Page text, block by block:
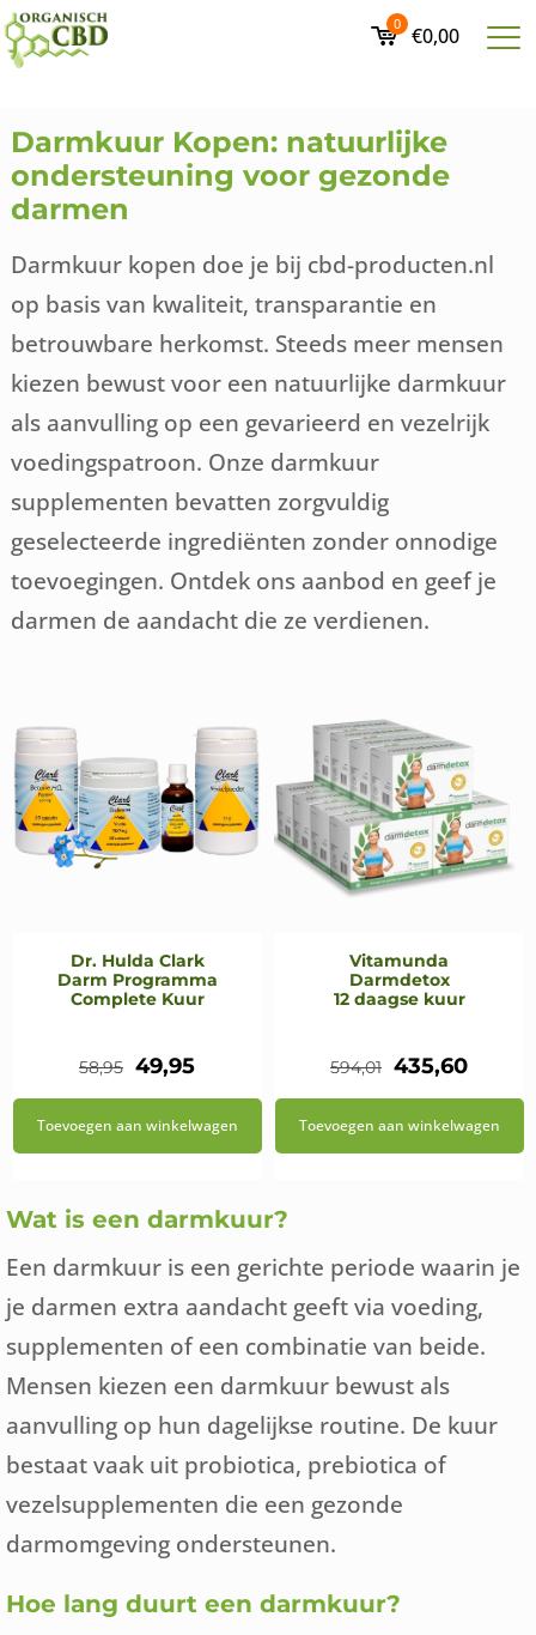
0 €0,00
Darmkuur Kopen: natuurlijke
ondersteuning voor gezonde
darmen
Darmkuur kopen doe je bij cbd-producten.nl
op basis van kwaliteit, transparantie en
betrouwbare herkomst. Steeds meer mensen
kiezen bewust voor een natuurlijke darmkuur
als aanvulling op een gevarieerd en vezelrijk
voedingspatroon. Onze darmkuur
supplementen bevatten zorgvuldig
geselecteerde ingrediënten zonder onnodige
toevoegingen. Ontdek ons aanbod en geef je
darmen de aandacht die ze verdienen.
Dr. Hulda Clark
Darm Programma
Complete Kuur
58,95 Oorspronkelijke
prijs
49,95Huidige
prijs
is:
Toevoegen aan winkelwagen
Vitamunda
Darmdetox
12 daagse kuur
594,01
prijs
435,60
prijs
is:
Toevoegen aan winkelwagen
Wat is een darmkuur?
Een darmkuur is een gerichte periode waarin je
je darmen extra aandacht geeft via voeding,
supplementen of een combinatie van beide.
Mensen kiezen een darmkuur bewust als
aanvulling op hun dagelijkse routine. De kuur
bestaat vaak uit probiotica, prebiotica of
vezelsupplementen die een gezonde
darmomgeving ondersteunen.
Hoe lang duurt een darmkuur?